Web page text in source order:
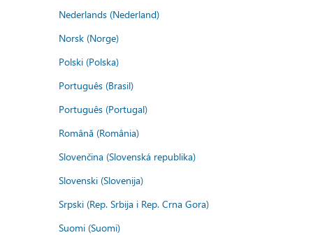
Nederlands (Nederland)
Norsk (Norge)
Polski (Polska)
Português (Brasil)
Português (Portugal)
Română (România)
Slovenčina (Slovenská republika)
Slovenski (Slovenija)
Srpski (Rep. Srbija i Rep. Crna Gora)
Suomi (Suomi)